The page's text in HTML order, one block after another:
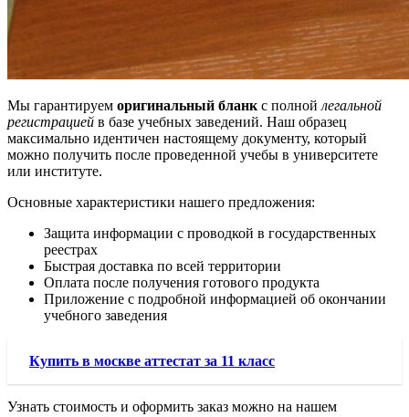
Мы гарантируем оригинальный бланк с полной легальной
регистрацией в базе учебных заведений. Наш образец
максимально идентичен настоящему документу, который
можно получить после проведенной учебы в университете
или институте.
Основные характеристики нашего предложения:
Защита информации с проводкой в государственных
реестрах
Быстрая доставка по всей территории
Оплата после получения готового продукта
Приложение с подробной информацией об окончании
учебного заведения
Купить в москве аттестат за 11 класс
Узнать стоимость и оформить заказ можно на нашем